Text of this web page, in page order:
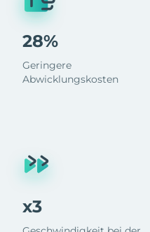
28%
Geringere
Abwicklungskosten
x3